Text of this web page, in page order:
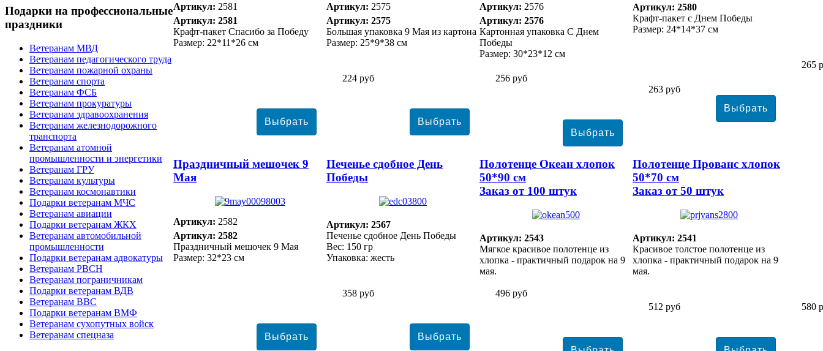
Артикул: 2581
Артикул: 2581
Крафт-пакет Спасибо за Победу
Размер: 22*11*26 см
224 руб
Артикул: 2575
Артикул: 2575
Большая упаковка 9 Мая из картона
Размер: 25*9*38 см
256 руб
Артикул: 2576
Артикул: 2576
Картонная упаковка С Днем
Победы
Размер: 30*23*12 см
263 руб
Артикул: 2580
Крафт-пакет с Днем Победы
Размер: 24*14*37 см
265
Праздничный мешочек 9
Мая
Артикул: 2582
Артикул: 2582
Праздничный мешочек 9 Мая
Размер: 32*23 см
358 руб
Печенье сдобное День
Победы
Артикул: 2567
Печенье сдобное День Победы
Вес: 150 гр
Упаковка: жесть
496 руб
Полотенце Океан хлопок
50*90 см
Заказ от 100 штук
Артикул: 2543
Мягкое красивое полотенце из
хлопка - практичный подарок на 9
мая.
512 руб
Полотенце Прованс хлопок
50*70 см
Заказ от 50 штук
Артикул: 2541
Красивое толстое полотенце из
хлопка - практичный подарок на 9
мая.
580
Подарки на профессиональные
праздники
Ветеранам МВД
Ветеранам педагогического труда
Ветеранам пожарной охраны
Ветеранам спорта
Ветеранам ФСБ
Ветеранам прокуратуры
Ветеранам здравоохранения
Ветеранам железнодорожного
транспорта
Ветеранам атомной
промышленности и энергетики
Ветеранам ГРУ
Ветеранам культуры
Ветеранам космонавтики
Подарки ветеранам МЧС
Ветеранам авиации
Подарки ветеранам ЖКХ
Ветеранам автомобильной
промышленности
Подарки ветеранам адвокатуры
Ветеранам РВСН
Ветеранам пограничникам
Подарки ветеранам ВДВ
Ветеранам ВВС
Подарки ветеранам ВМФ
Ветеранам сухопутных войск
Ветеранам спецназа